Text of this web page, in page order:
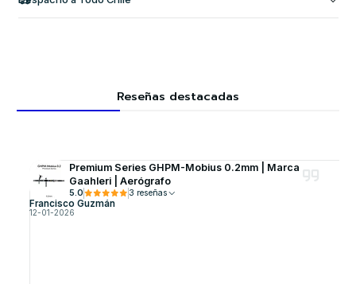
Reseñas destacadas
Premium Series GHPM-Mobius 0.2mm | Marca
Gaahleri | Aerógrafo
5.0 3 reseñas
Francisco Guzmán
12-01-2026